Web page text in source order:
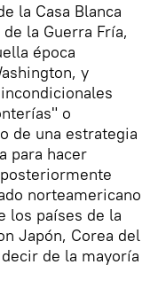
la Casa Blanca
la Guerra Fría,
época
y
o
de una estrategia
para hacer
norteamericano
los países de la
Japón, Corea del
de la mayoría